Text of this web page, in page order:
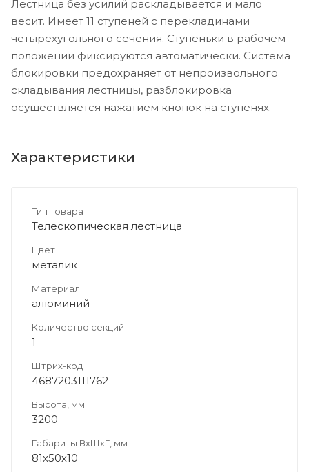
Лестница без усилий раскладывается и мало
весит. Имеет 11 ступеней с перекладинами
четырехугольного сечения. Cтупеньки в рабочем
положении фиксируются автоматически. Система
блокировки предохраняет от непроизвольного
складывания лестницы, разблокировка
осуществляется нажатием кнопок на ступенях.
Характеристики
Тип товара
Телескопическая лестница
Цвет
металик
Материал
алюминий
Количество секций
1
Штрих-код
4687203111762
Высота, мм
3200
Габариты ВхШхГ, мм
81х50х10